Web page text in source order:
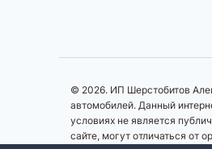
© 2026. ИП Шерстобитов
автомобилей. Данный
условиях не является
сайте, могут отличаться от